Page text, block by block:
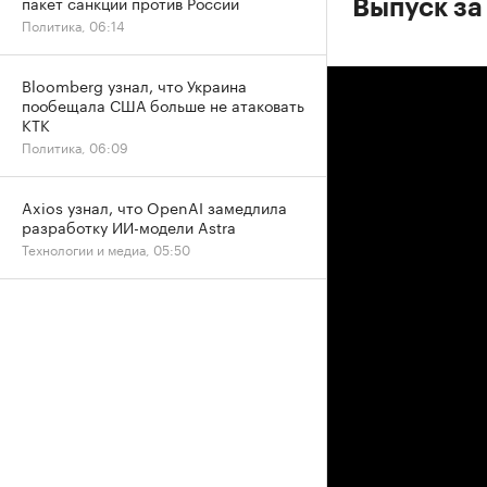
Выпуск
Политика, 06:14
Bloomberg узнал, что Украина
пообещала США больше не атаковать
КТК
Политика, 06:09
Axios узнал, что OpenAI замедлила
разработку ИИ-модели Astra
Технологии и медиа, 05:50